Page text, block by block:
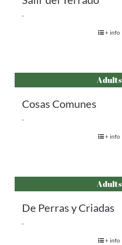
.
+ info
Adults
Cosas Comunes
.
+ info
Adults
De Perras y Criadas
.
+ info